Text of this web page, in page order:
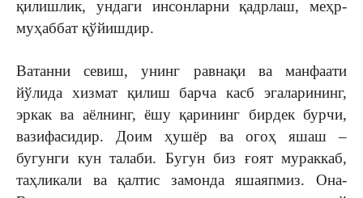
қилишлик, ундаги инсонларни қадрлаш, меҳр-
муҳаббат қўйишдир.
Ватанни севиш, унинг равнақи ва манфаати
йўлида хизмат қилиш барча касб эгаларининг,
эркак ва аёлнинг, ёшу қарининг бирдек бурчи,
вазифасидир. Доим ҳушёр ва огоҳ яшаш –
бугунги кун талаби. Бугун биз ғоят мураккаб,
таҳликали ва қалтис замонда яшаяпмиз. Она-